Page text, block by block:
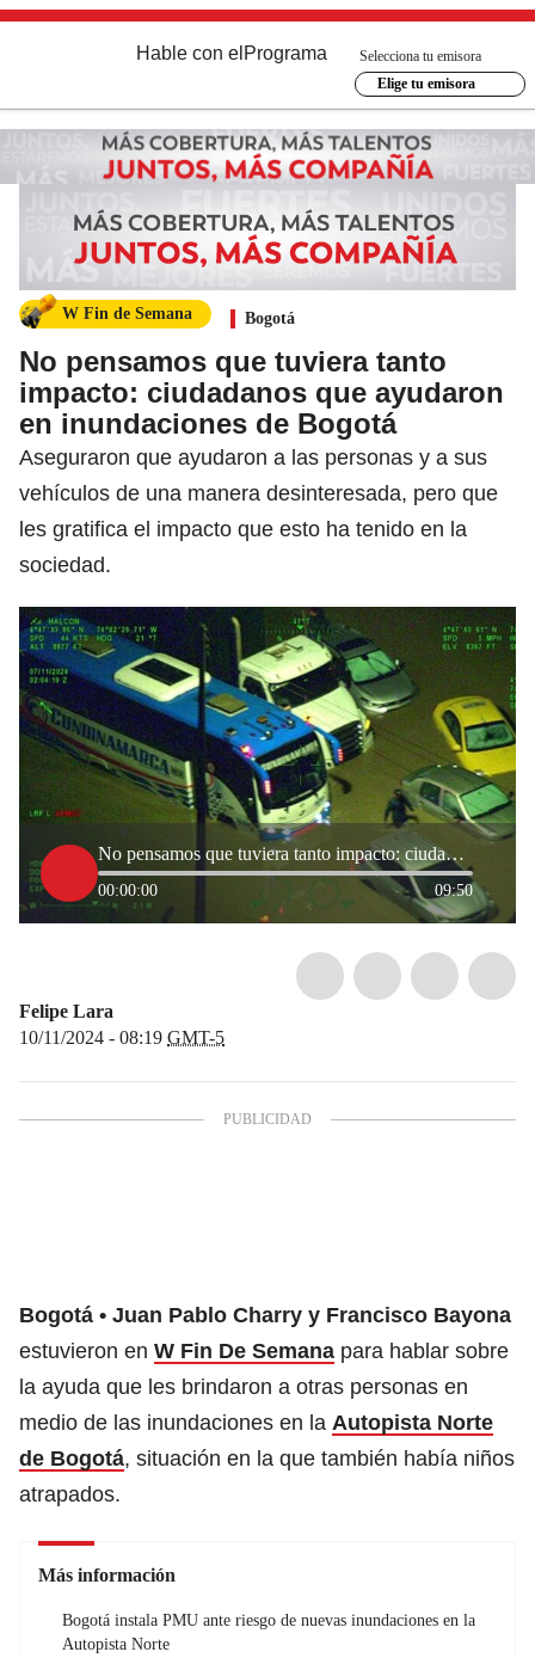
Hable con el Programa
Selecciona tu emisora
Elige tu emisora
W Fin de Semana Bogotá
No pensamos que tuviera tanto
impacto: ciudadanos que ayudaron
en inundaciones de Bogotá
Aseguraron que ayudaron a las personas y a sus
vehículos de una manera desinteresada, pero que
les gratifica el impacto que esto ha tenido en la
sociedad.
No pensamos que tuviera tanto impacto: ciudadanos que ayudaron en inundaciones de Bogotá
00:00:00 09:50
Felipe Lara
10/11/2024 - 08:19 GMT-5
Bogotá
Juan Pablo Charry y Francisco Bayona
estuvieron en W Fin De Semana para hablar sobre
la ayuda que les brindaron a otras personas en
medio de las inundaciones en la Autopista Norte
de Bogotá, situación en la que también había niños
atrapados.
Más información
Bogotá instala PMU ante riesgo de nuevas inundaciones en la
Autopista Norte